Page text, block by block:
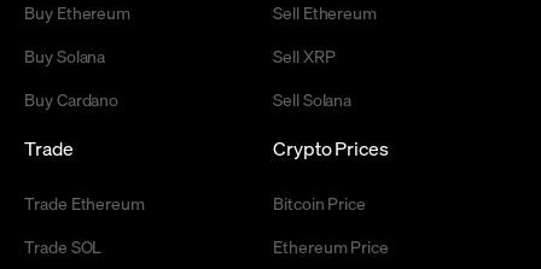
Buy Ethereum
Buy Solana
Buy Cardano
Sell Ethereum
Sell XRP
Sell Solana
Trade
Trade Ethereum
Trade SOL
Crypto Prices
Bitcoin Price
Ethereum Price